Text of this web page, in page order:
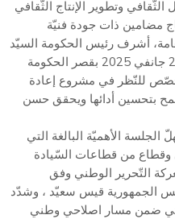
وتطوير الإنتاج الثّقافي
مضامين ذات جودة فنيّة
أشرف رئيس الحكومة السيّد
كمال المدّوري صباح اليوم الأربعاء 29 جانفي 2025 بقصر الحكومة
للنّظر في مشروع إعادة
بتحسين أدائها ويحقق حسن
الأهميّة البالغة التي
وقطاع من قطاعات السّيادة
التّحرير الوطني وفق
الجمهورية قيس سعيّد ، وشدّد
ضمن مسار اصلاحي وطني